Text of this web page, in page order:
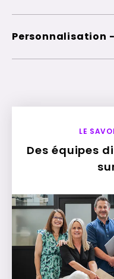
Personnalisation
LE
Des équipes